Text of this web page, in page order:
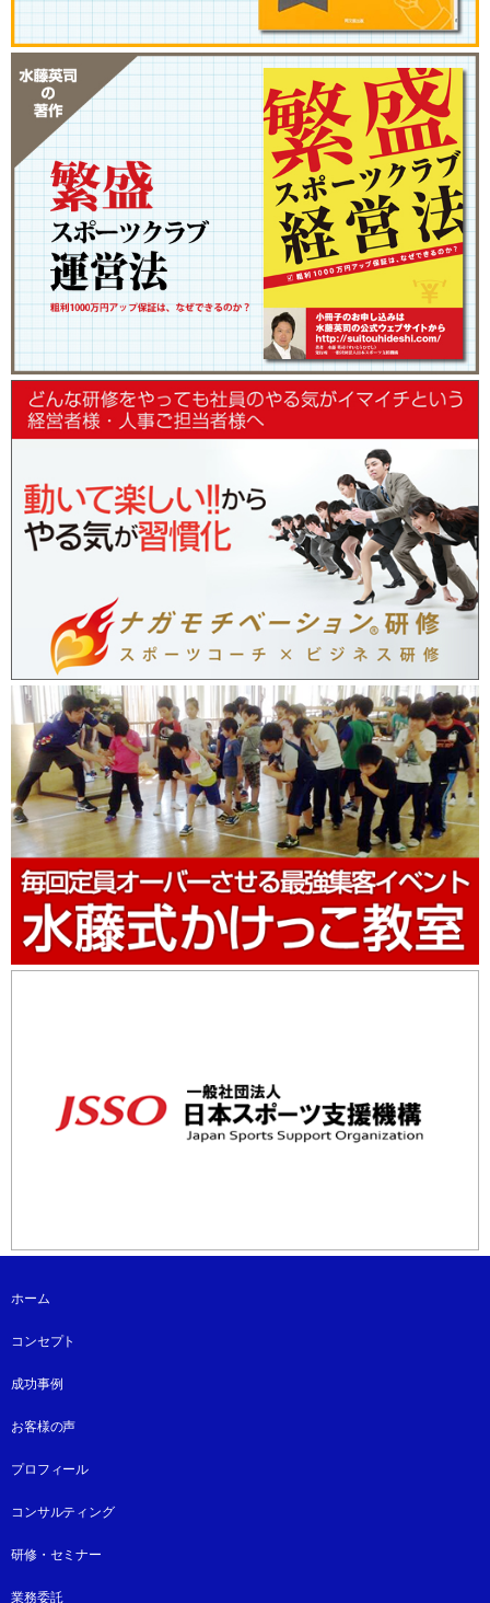
ホーム
コンセプト
成功事例
お客様の声
プロフィール
コンサルティング
研修・セミナー
業務委託